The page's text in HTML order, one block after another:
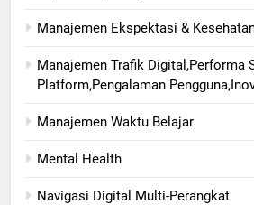
Manajemen Ekspektasi &
Manajemen Trafik Digital,Performa
Platform,Pengalaman
Manajemen Waktu Belajar
Mental Health
Navigasi Digital Multi-Perangkat